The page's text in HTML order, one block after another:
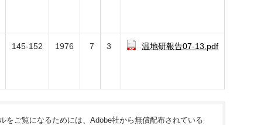
145-152 1976 7 3 温地研報告07-13.pdf
をご覧になるためには、Adobe社から無償配布されている